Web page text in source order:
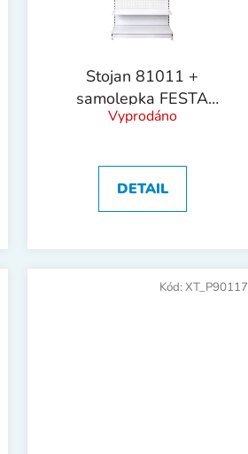
Stojan 81011 +
samolepka FESTA
Garden !OBJ!
Vyprodáno
DETAIL
Kód: XT_P90117